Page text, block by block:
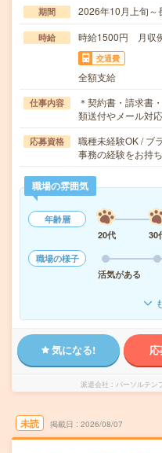
期間 2026年10月上旬
時給 時給1500円 月収
交通費
全額支給
仕事内容
＊契約書・請求書
類送付やメール対
応募資格
職種未経験OK / ブ
事務の経験をお持
職場の雰囲気
年齢層
20代
30
職場の様子
活気がある
気になる!
派遣会社 パーソルテン
未読 掲載日 2026/08/07